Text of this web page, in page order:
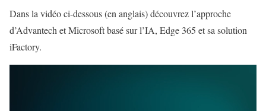
Dans la vidéo ci-dessous (en anglais) découvrez l’approche
d’Advantech et Microsoft basé sur l’IA, Edge 365 et sa solution
iFactory.